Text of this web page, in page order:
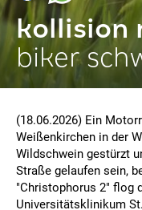
kollision
biker
(18.06.2026) Ein
Weißenkirchen in der
Wildschwein gestürzt
Straße gelaufen sein,
"Christophorus 2" flog
Universitätsklinikum